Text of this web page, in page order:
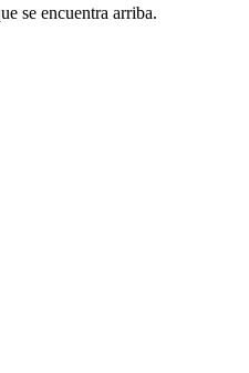
se encuentra arriba.